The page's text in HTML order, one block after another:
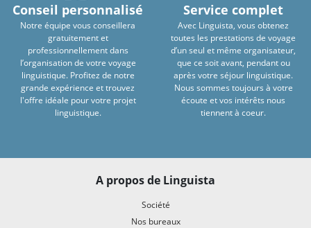
Conseil personnalisé
Notre équipe vous conseillera
gratuitement et
professionnellement dans
l’organisation de votre voyage
linguistique. Profitez de notre
grande expérience et trouvez
l'offre idéale pour votre projet
linguistique.
Service complet
Avec Linguista, vous obtenez
toutes les prestations de voyage
d’un seul et même organisateur,
que ce soit avant, pendant ou
après votre séjour linguistique.
Nous sommes toujours à votre
écoute et vos intérêts nous
tiennent à coeur.
A propos de Linguista
Société
Nos bureaux